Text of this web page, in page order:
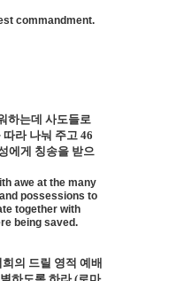
commandment.
하는데 사도들로
따라 나눠 주고 46
에게 칭송을 받으
awe at the many
possessions to
together with
being saved.
의 드릴 영적 예배